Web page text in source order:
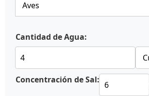
Cantidad de Agua:
Concentración de Sal: